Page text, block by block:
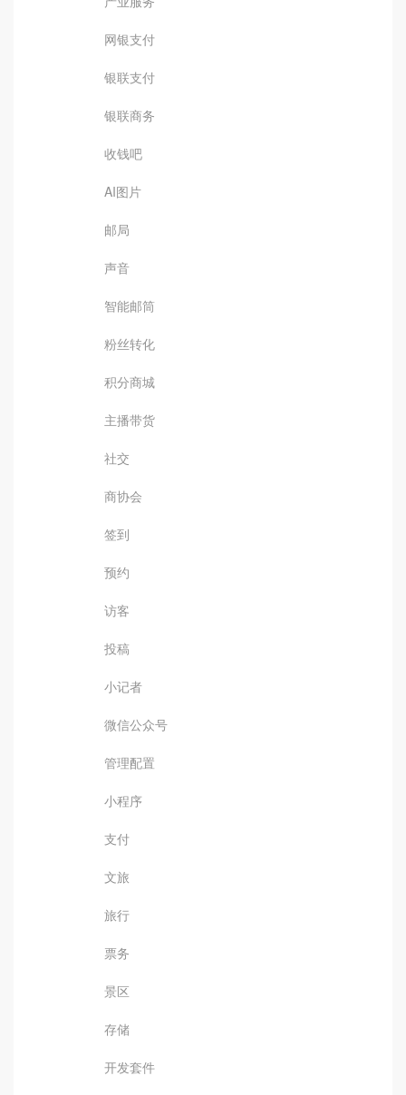
网银支付
银联支付
银联商务
收钱吧
AI图片
邮局
声音
智能邮筒
粉丝转化
积分商城
主播带货
社交
商协会
签到
预约
访客
投稿
小记者
微信公众号
管理配置
小程序
支付
文旅
旅行
票务
景区
存储
开发套件